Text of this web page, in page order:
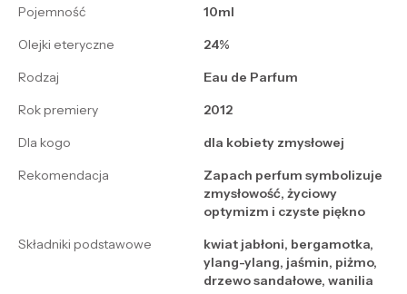
Pojemność
10ml
Olejki eteryczne
24%
Rodzaj
Eau de Parfum
Rok premiery
2012
Dla kogo
dla kobiety zmysłowej
Rekomendacja
Zapach perfum symbolizuje
zmysłowość, życiowy
optymizm i czyste piękno
Składniki podstawowe
kwiat jabłoni, bergamotka,
ylang-ylang, jaśmin, piżmo,
drzewo sandałowe, wanilia